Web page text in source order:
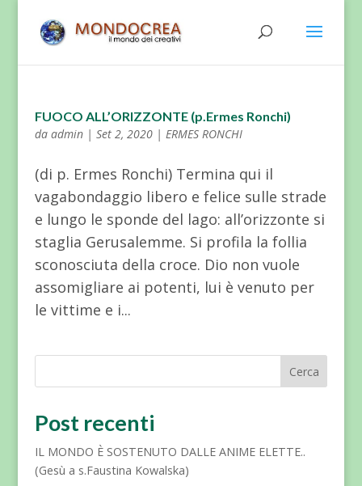
FUOCO ALL’ORIZZONTE (p.Ermes Ronchi)
da admin| Set 2, 2020| ERMES RONCHI
(di p. Ermes Ronchi) Termina qui il
vagabondaggio libero e felice sulle strade
e lungo le sponde del lago: all’orizzonte si
staglia Gerusalemme. Si profila la follia
sconosciuta della croce. Dio non vuole
assomigliare ai potenti, lui è venuto per
le vittime e i...
Cerca
Post recenti
IL MONDO È SOSTENUTO DALLE ANIME ELETTE..
(Gesù a s.Faustina Kowalska)